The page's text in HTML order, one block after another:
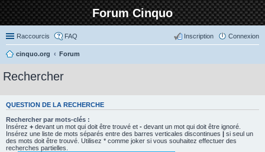
Forum Cinquo
Raccourcis FAQ Connexion
Inscription
cinquo.org Forum
Rechercher
QUESTION DE LA RECHERCHE
Rechercher par mots-clés :
Insérez + devant un mot qui doit être trouvé et - devant un mot qui doit être ignoré.
Insérez une liste de mots séparés entre des barres verticales discontinues | si seul un
des mots doit être trouvé. Utilisez * comme joker si vous souhaitez effectuer des
recherches partielles.